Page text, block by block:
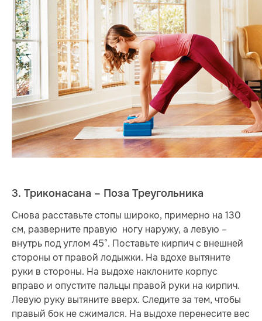
3. Триконасана – Поза Треугольника
Снова расставьте стопы широко, примерно на 130
см, разверните правую ногу наружу, а левую –
внутрь под углом 45°. Поставьте кирпич с внешней
стороны от правой лодыжки. На вдохе вытяните
руки в стороны. На выдохе наклоните корпус
вправо и опустите пальцы правой руки на кирпич.
Левую руку вытяните вверх. Следите за тем, чтобы
правый бок не сжимался. На выдохе перенесите вес